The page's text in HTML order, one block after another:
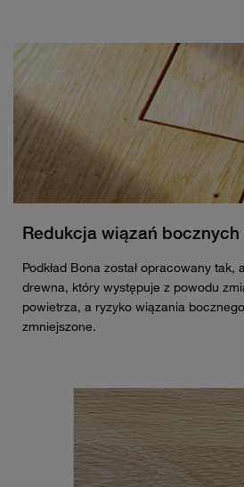
Redukcja wiązań bocznych
Podkład Bona został opracowany
drewna, który występuje z powodu
powietrza, a ryzyko wiązania
zmniejszone.